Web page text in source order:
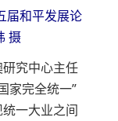
和平发展论
摄
究中心主任
家完全统一”
一大业之间